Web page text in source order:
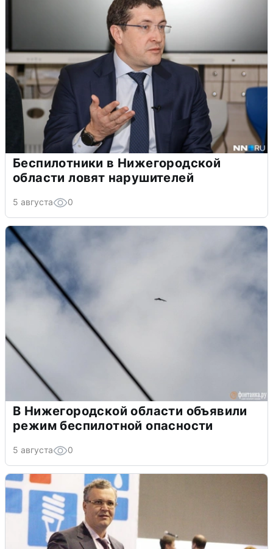
Беспилотники в Нижегородской
области ловят нарушителей
5 августа 0
В Нижегородской области объявили
режим беспилотной опасности
5 августа 0